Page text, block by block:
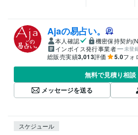
Ajaの易占い。
本人確認
機密保持契約
インボイス発行事業者
未登
総販売実績3,013評価 5.0フォ
無料で見積り相談
メッセージを送る
スケジュール